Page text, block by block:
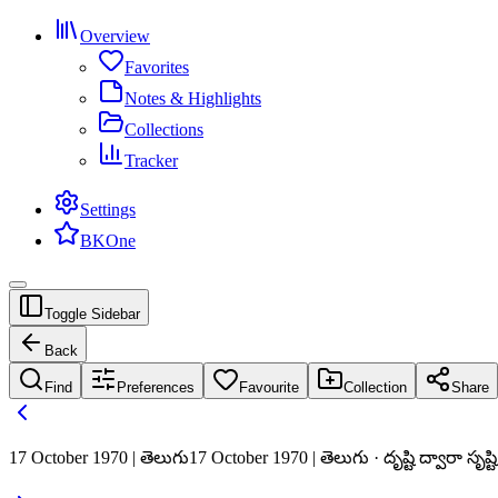
Overview
Favorites
Notes & Highlights
Collections
Tracker
Settings
BKOne
Toggle Sidebar
Back
Find Preferences Favourite Collection Share
17 October 1970 | తెలుగు17 October 1970 | తెలుగు · దృష్టి ద్వారా